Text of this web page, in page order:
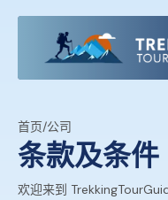
首页/公司
条款及条件
欢迎来到